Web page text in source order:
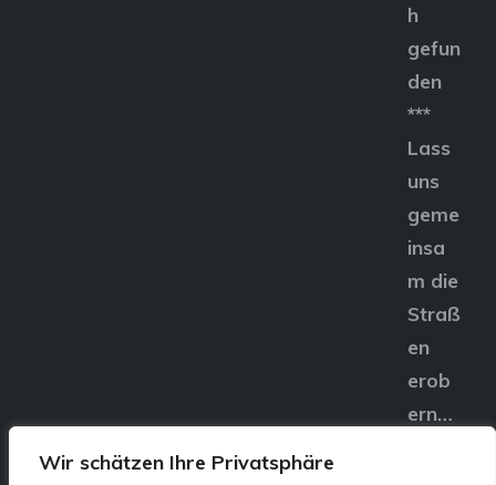
Wir schätzen Ihre Privatsphäre
h
gefun
den
***
Lass
uns
geme
insa
m die
Straß
en
erob
ern…